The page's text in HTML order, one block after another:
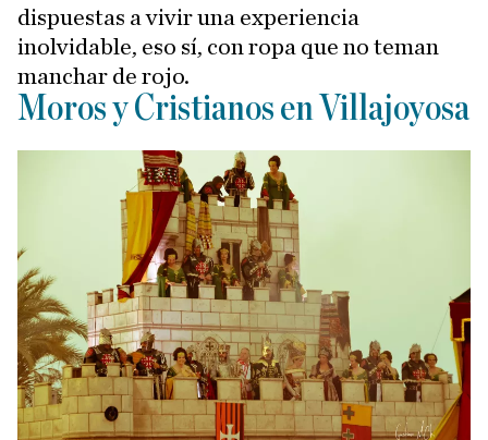
dispuestas a vivir una experiencia
inolvidable, eso sí, con ropa que no teman
manchar de rojo.
Moros y Cristianos en Villajoyosa